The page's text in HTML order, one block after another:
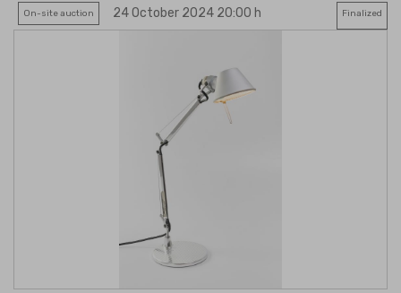
On-site auction 24 October 2024 20:00 h Finalized